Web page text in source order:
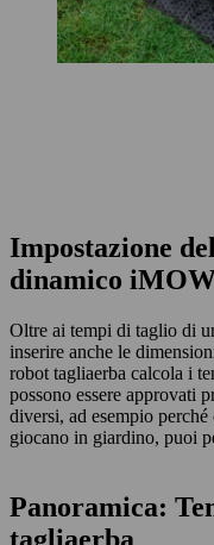
Impostazione
dinamico
Oltre ai tempi di taglio di
inserire anche le
robot tagliaerba calcola i
possono essere approvati
diversi, ad esempio
giocano in giardino, puoi
Panoramica:
tagliaerba